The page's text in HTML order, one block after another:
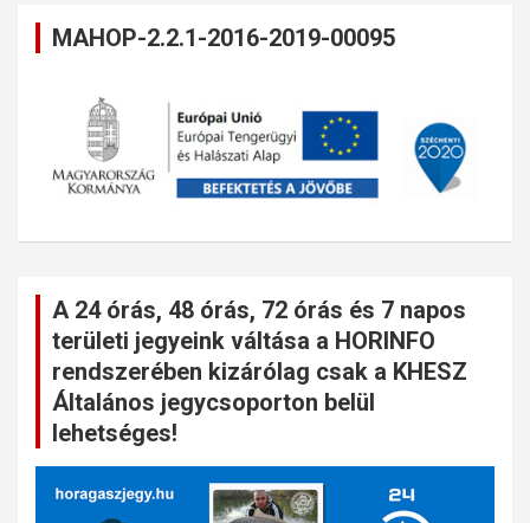
MAHOP-2.2.1-2016-2019-00095
A 24 órás, 48 órás, 72 órás és 7 napos
területi jegyeink váltása a HORINFO
rendszerében kizárólag csak a KHESZ
Általános jegycsoporton belül
lehetséges!